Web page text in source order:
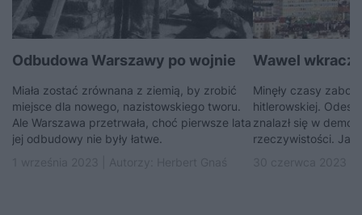
Odbudowa Warszawy po wojnie
Miała zostać zrównana z ziemią, by zrobić
miejsce dla nowego, nazistowskiego tworu.
Ale Warszawa przetrwała, choć pierwsze lata
jej odbudowy nie były łatwe.
Wawel
Minęły czasy
hitlerowskiej.
znalazł się w
rzeczywistości.